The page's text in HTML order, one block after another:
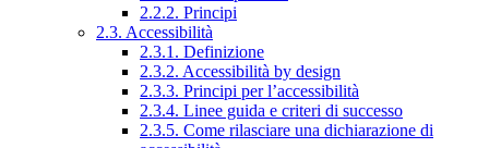
2.2.2. Principi
2.3. Accessibilità
2.3.1. Definizione
2.3.2. Accessibilità by design
2.3.3. Principi per l’accessibilità
2.3.4. Linee guida e criteri di successo
2.3.5. Come rilasciare una dichiarazione di